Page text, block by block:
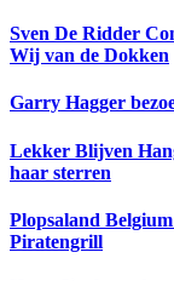
Sven De Ridder
Wij van de Dokken
Garry Hagger
Lekker Blijven
haar sterren
Plopsaland
Piratengrill